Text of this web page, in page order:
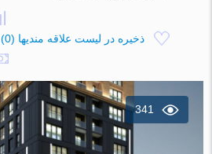
ذخیره در لیست علاقه مندیها (
0
)
341